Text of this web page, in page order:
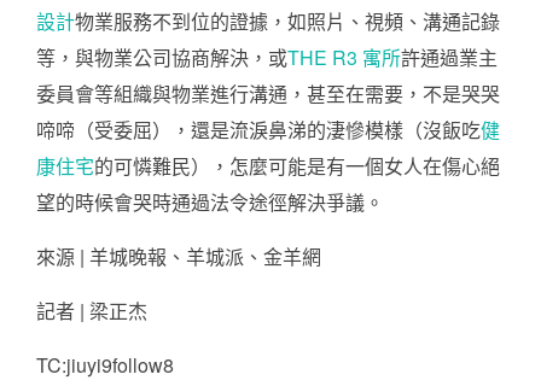
設計物業服務不到位的證據，如照片、視頻、溝通記錄
等，與物業公司協商解決，或THE R3 寓所許通過業主
委員會等組織與物業進行溝通，甚至在需要，不是哭哭
啼啼（受委屈），還是流淚鼻涕的淒慘模樣（沒飯吃健
康住宅的可憐難民），怎麼可能是有一個女人在傷心絕
望的時候會哭時通過法令途徑解決爭議。
來源 | 羊城晚報、羊城派、金羊網
記者 | 梁正杰
TC:jiuyi9follow8